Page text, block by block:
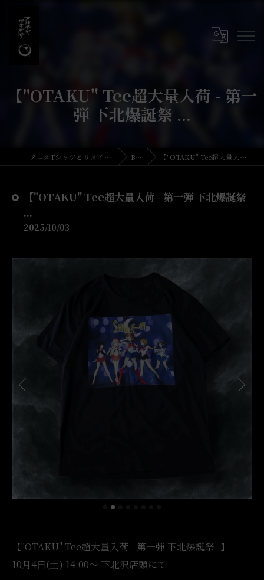
【"OTAKU" Tee超大量入荷 - 第一
弾 下北爆誕祭 ...
アニメTシャツとリメイク・古着の古着屋月暈 BLOG 【"OTAKU" Tee超大量入荷 - 第一弾 下北爆誕祭 ...
【"OTAKU" Tee超大量入荷 - 第一弾 下北爆誕祭
...
2025/10/03
【"OTAKU" Tee超大量入荷 - 第一弾 下北爆誕祭 -】
10月4日(土) 14:00〜 下北沢店頭にて